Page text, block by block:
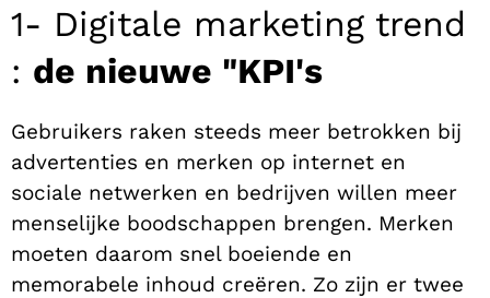
1- Digitale marketing trend
: de nieuwe "KPI's
Gebruikers raken steeds meer betrokken bij
advertenties en merken op internet en
sociale netwerken en bedrijven willen meer
menselijke boodschappen brengen. Merken
moeten daarom snel boeiende en
memorabele inhoud creëren. Zo zijn er twee